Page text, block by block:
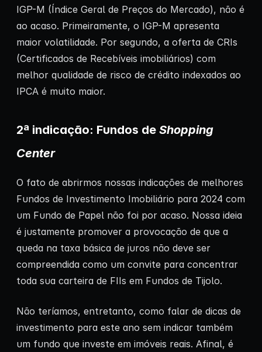
IGP-M (Índice Geral de Preços do Mercado), não é
ao acaso. Primeiramente, o IGP-M apresenta
maior volatilidade. Por segundo, a oferta de CRIs
(Certificados de Recebíveis imobiliários) com
melhor qualidade de risco de crédito indexados ao
IPCA é muito maior.
2ª indicação: Fundos de Shopping
Center
O fato de abrirmos nossas indicações de melhores
Fundos de Investimento Imobiliário para 2024 com
um Fundo de Papel não foi por acaso. Nossa ideia
é justamente promover a provocação de que a
queda na taxa básica de juros não deve ser
compreendida como um convite para concentrar
toda sua carteira de FIIs em Fundos de Tijolo.
Não teríamos, entretanto, como falar de dicas de
investimento para este ano sem indicar também
um fundo que investe em imóveis reais. Afinal, é